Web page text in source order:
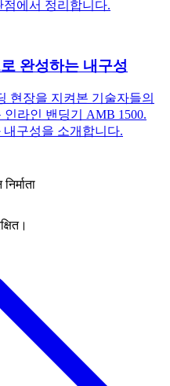
에서 정리합니다.
완성하는 내구성
현장을 지켜본 기술자들의
라인 밴딩기 AMB 1500.
구성을 소개합니다.